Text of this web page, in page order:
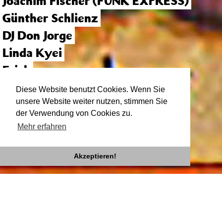
Diese Website benutzt Cookies. Wenn Sie
unsere Website weiter nutzen, stimmen Sie
der Verwendung von Cookies zu.
Mehr erfahren
Akzeptieren!
Günther Schlienz
DJ Don Jorge
Linda Kyei
Erich
Dexter